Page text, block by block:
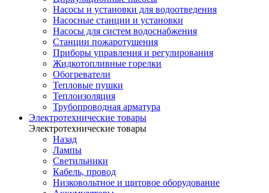
Насосы и установки для водоотведения
Насосные станции и установки
Насосы для систем водоснабжения
Станции пожаротушения
Приборы управления и регулирования
Жидкотопливные горелки
Обогреватели
Тепловые пушки
Теплоизоляция
Трубопроводная арматура
Электротехнические товары
Электротехнические товары
Назад
Лампы
Светильники
Кабель, провод
Низковольтное и щитовое оборудование